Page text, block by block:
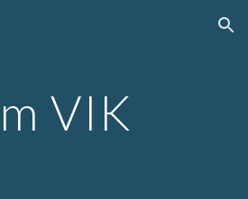
Skip to navigation
VIK